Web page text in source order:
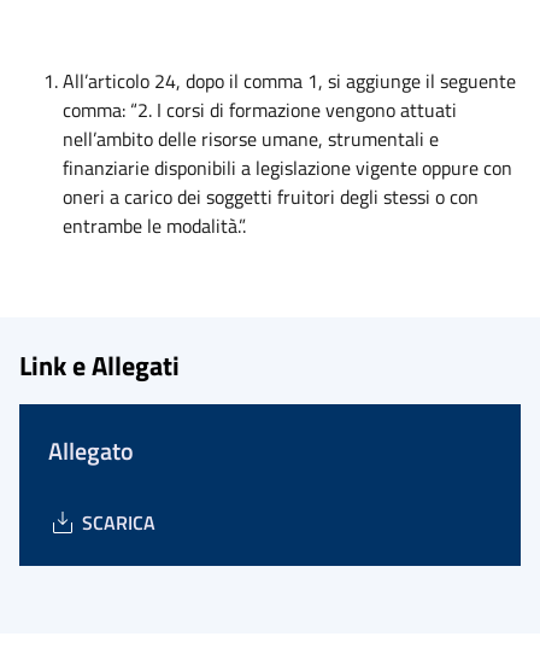
All’articolo 24, dopo il comma 1, si aggiunge il seguente
comma: “2. I corsi di formazione vengono attuati
nell’ambito delle risorse umane, strumentali e
finanziarie disponibili a legislazione vigente oppure con
oneri a carico dei soggetti fruitori degli stessi o con
entrambe le modalità.”.
Link e Allegati
Allegato
SCARICA